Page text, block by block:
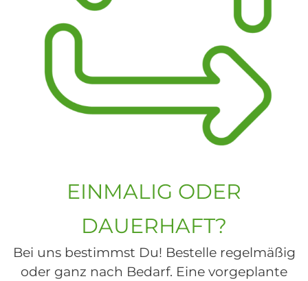
EINMALIG ODER
DAUERHAFT?
Bei uns bestimmst Du! Bestelle regelmäßig
oder ganz nach Bedarf. Eine vorgeplante